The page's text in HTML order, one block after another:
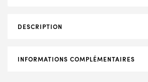
DESCRIPTION
INFORMATIONS COMPLÉMENTAIRES